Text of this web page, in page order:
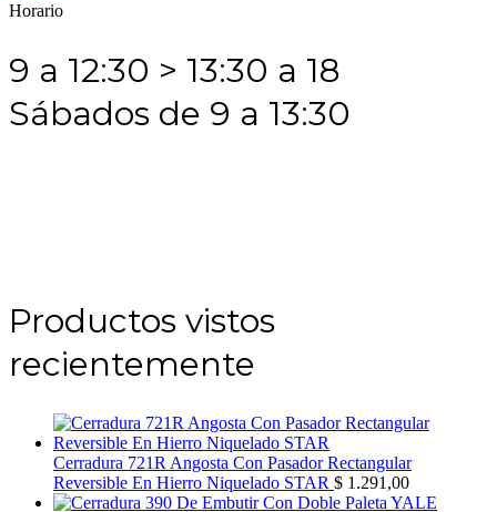
Horario
9 a 12:30 > 13:30 a 18
Sábados de 9 a 13:30
Productos vistos
recientemente
Cerradura 721R Angosta Con Pasador Rectangular
Reversible En Hierro Niquelado STAR $ 1.291,00